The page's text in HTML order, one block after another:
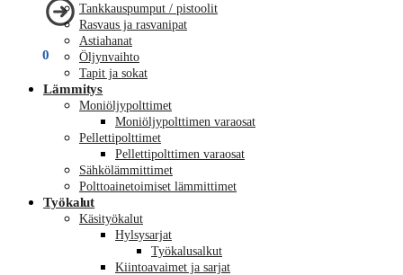
0
Tankkauspumput / pistoolit
Rasvaus ja rasvanipat
Astiahanat
Öljynvaihto
Tapit ja sokat
Lämmitys
Moniöljypolttimet
Moniöljypolttimen varaosat
Pellettipolttimet
Pellettipolttimen varaosat
Sähkölämmittimet
Polttoainetoimiset lämmittimet
Työkalut
Käsityökalut
Hylsysarjat
Työkalusalkut
Kiintoavaimet ja sarjat